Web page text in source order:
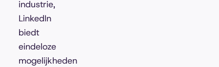
industrie,
LinkedIn
biedt
eindeloze
mogelijkheden